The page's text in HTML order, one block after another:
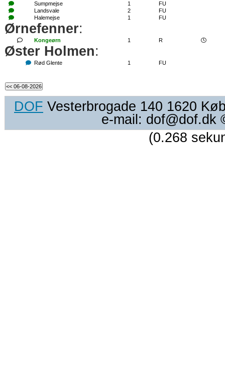
Sumpmejse
1
FU
Landsvale
2
FU
Halemejse
1 FU
Ørnefenner:
Kongeørn 1 R
Øster Holmen:
Rød Glente 1 FU
DOF Vesterbrogade 140 1620
e-mail: dof@dof.dk
(0.268